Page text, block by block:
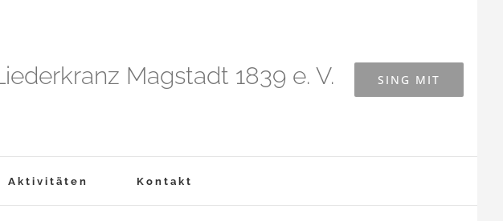
Magstadt 1839 e. V. SING MIT
Aktivitäten Kontakt